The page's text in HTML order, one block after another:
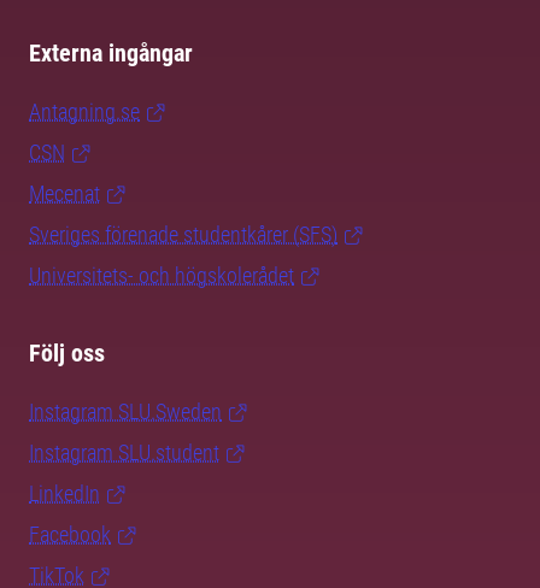
Externa ingångar
Antagning.se
CSN
Mecenat
Sveriges förenade studentkårer (SFS)
Universitets- och högskolerådet
Följ oss
Instagram SLU.Sweden
Instagram SLU.student
LinkedIn
Facebook
TikTok